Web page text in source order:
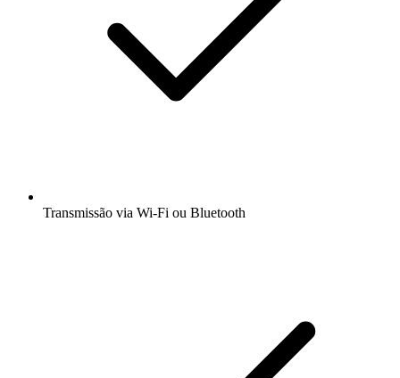
Transmissão via Wi-Fi ou Bluetooth